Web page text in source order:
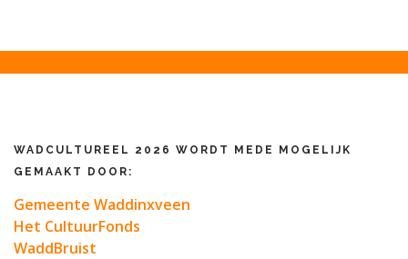
WADCULTUREEL 2026 WORDT MEDE MOGELIJK
GEMAAKT DOOR:
Gemeente Waddinxveen
Het CultuurFonds
WaddBruist